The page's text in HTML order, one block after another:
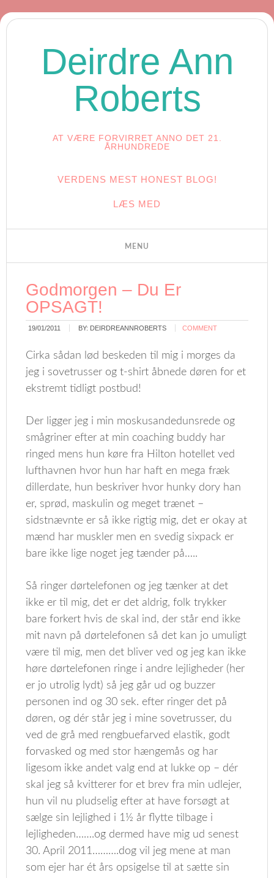
Deirdre Ann
Roberts
AT VÆRE FORVIRRET ANNO DET 21.
ÅRHUNDREDE
VERDENS MEST HONEST BLOG!
LÆS MED
Godmorgen – Du Er
OPSAGT!
19/01/2011 BY: DEIRDREANNROBERTS COMMENT
Cirka sådan lød beskeden til mig i morges da
jeg i sovetrusser og t-shirt åbnede døren for et
ekstremt tidligt postbud!
Der ligger jeg i min moskusandedunsrede og
smågriner efter at min coaching buddy har
ringed mens hun køre fra Hilton hotellet ved
lufthavnen hvor hun har haft en mega fræk
dillerdate, hun beskriver hvor hunky dory han
er, sprød, maskulin og meget trænet –
sidstnævnte er så ikke rigtig mig, det er okay at
mænd har muskler men en svedig sixpack er
bare ikke lige noget jeg tænder på…..
Så ringer dørtelefonen og jeg tænker at det
ikke er til mig, det er det aldrig, folk trykker
bare forkert hvis de skal ind, der står end ikke
mit navn på dørtelefonen så det kan jo umuligt
være til mig, men det bliver ved og jeg kan ikke
høre dørtelefonen ringe i andre lejligheder (her
er jo utrolig lydt) så jeg går ud og buzzer
personen ind og 30 sek. efter ringer det på
døren, og dér står jeg i mine sovetrusser, du
ved de grå med rengbuefarved elastik, godt
forvasked og med stor hængemås og har
ligesom ikke andet valg end at lukke op – dér
skal jeg så kvitterer for et brev fra min udlejer,
hun vil nu pludselig efter at have forsøgt at
sælge sin lejlighed i 1½ år flytte tilbage i
lejligheden…….og dermed have mig ud senest
30. April 2011……….dog vil jeg mene at man
som ejer har ét års opsigelse til at sætte sin